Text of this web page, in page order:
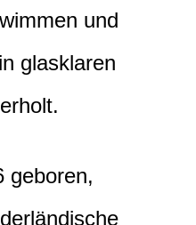
und
glasklaren
geboren,